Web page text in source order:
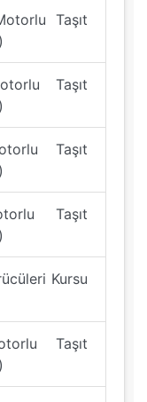
Taşıt
Taşıt
Taşıt
Taşıt
Kursu
Taşıt